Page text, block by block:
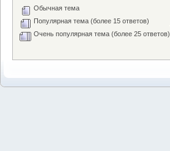
Обычная тема
Популярная тема (более 15 ответов)
Очень популярная тема (более 25 ответов)